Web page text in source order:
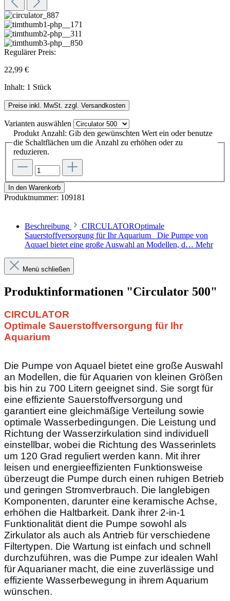
Regulärer Preis:
22,99 €
Inhalt: 1 Stück
Preise inkl. MwSt. zzgl. Versandkosten
Varianten auswählen
Produkt Anzahl: Gib den gewünschten Wert ein oder benutze
die Schaltflächen um die Anzahl zu erhöhen oder zu
reduzieren.
In den Warenkorb
Produktnummer: 109181
Beschreibung
CIRCULATOROptimale
Sauerstoffversorgung für Ihr Aquarium Die Pumpe von
Aquael bietet eine große Auswahl an Modellen, d… Mehr
Menü schließen
Produktinformationen "Circulator 500"
CIRCULATOR
Optimale Sauerstoffversorgung für Ihr
Aquarium
Die Pumpe von Aquael bietet eine große Auswahl
an Modellen, die für Aquarien von kleinen Größen
bis hin zu 700 Litern geeignet sind. Sie sorgt für
eine effiziente Sauerstoffversorgung und
garantiert eine gleichmäßige Verteilung sowie
optimale Wasserbedingungen. Die Leistung und
Richtung der Wasserzirkulation sind individuell
einstellbar, wobei die Richtung des Wasserinlets
um 120 Grad reguliert werden kann. Mit ihrer
leisen und energieeffizienten Funktionsweise
überzeugt die Pumpe durch einen ruhigen Betrieb
und geringen Stromverbrauch. Die langlebigen
Komponenten, darunter eine keramische Achse,
erhöhen die Haltbarkeit. Dank ihrer 2-in-1
Funktionalität dient die Pumpe sowohl als
Zirkulator als auch als Antrieb für verschiedene
Filtertypen. Die Wartung ist einfach und schnell
durchzuführen, was die Pumpe zur idealen Wahl
für Aquarianer macht, die eine zuverlässige und
effiziente Wasserbewegung in ihrem Aquarium
wünschen.